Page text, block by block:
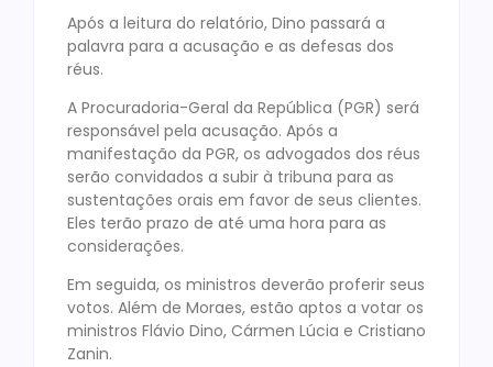
Após a leitura do relatório, Dino passará a
palavra para a acusação e as defesas dos
réus.
A Procuradoria-Geral da República (PGR) será
responsável pela acusação. Após a
manifestação da PGR, os advogados dos réus
serão convidados a subir à tribuna para as
sustentações orais em favor de seus clientes.
Eles terão prazo de até uma hora para as
considerações.
Em seguida, os ministros deverão proferir seus
votos. Além de Moraes, estão aptos a votar os
ministros Flávio Dino, Cármen Lúcia e Cristiano
Zanin.